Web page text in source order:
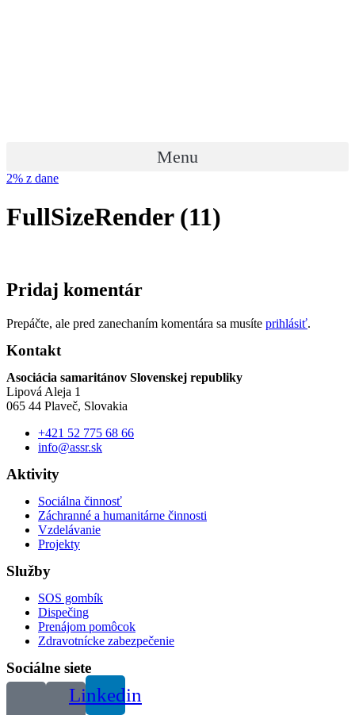
Menu
2% z dane
FullSizeRender (11)
Pridaj komentár
Prepáčte, ale pred zanechaním komentára sa musíte prihlásiť.
Kontakt
Asociácia samaritánov Slovenskej republiky
Lipová Aleja 1
065 44 Plaveč, Slovakia
+421 52 775 68 66
info@assr.sk
Aktivity
Sociálna činnosť
Záchranné a humanitárne činnosti
Vzdelávanie
Projekty
Služby
SOS gombík
Dispečing
Prenájom pomôcok
Zdravotnícke zabezpečenie
Sociálne siete
Linkedin